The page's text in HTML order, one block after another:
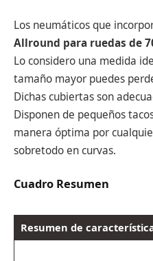
Los neumáticos que
Allround para ruedas de
Lo considero una medida
tamaño mayor puedes
Dichas cubiertas son
Disponen de pequeños
manera óptima por
sobretodo en curvas.
Cuadro Resumen
Resumen de